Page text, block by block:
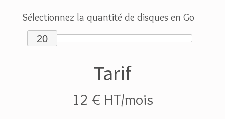
Sélectionnez la quantité de disques en Go
20
Tarif
12 € HT/mois